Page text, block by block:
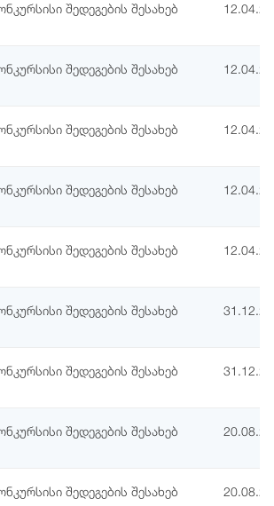
შედეგების შესახებ
შედეგების შესახებ
შედეგების შესახებ
შედეგების შესახებ
შედეგების შესახებ
შედეგების შესახებ
შედეგების შესახებ
შედეგების შესახებ
შედეგების შესახებ